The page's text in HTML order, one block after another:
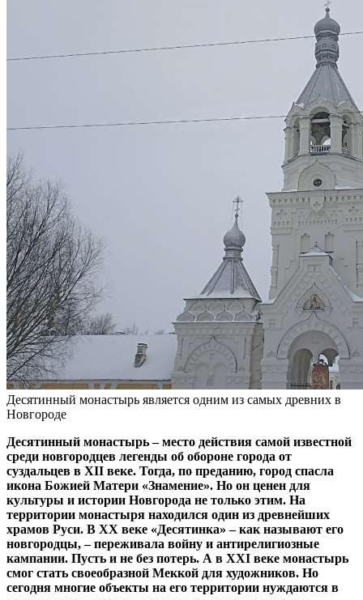
Десятинный монастырь является одним из самых древних в
Новгороде
Десятинный монастырь – место действия самой известной
среди новгородцев легенды об обороне города от
суздальцев в XII веке. Тогда, по преданию, город спасла
икона Божией Матери «Знамение». Но он ценен для
культуры и истории Новгорода не только этим. На
территории монастыря находился один из древнейших
храмов Руси. В XX веке «Десятинка» – как называют его
новгородцы, – переживала войну и антирелигиозные
кампании. Пусть и не без потерь. А в XXI веке монастырь
смог стать своеобразной Меккой для художников. Но
сегодня многие объекты на его территории нуждаются в